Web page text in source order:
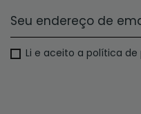
Li e aceito a política de